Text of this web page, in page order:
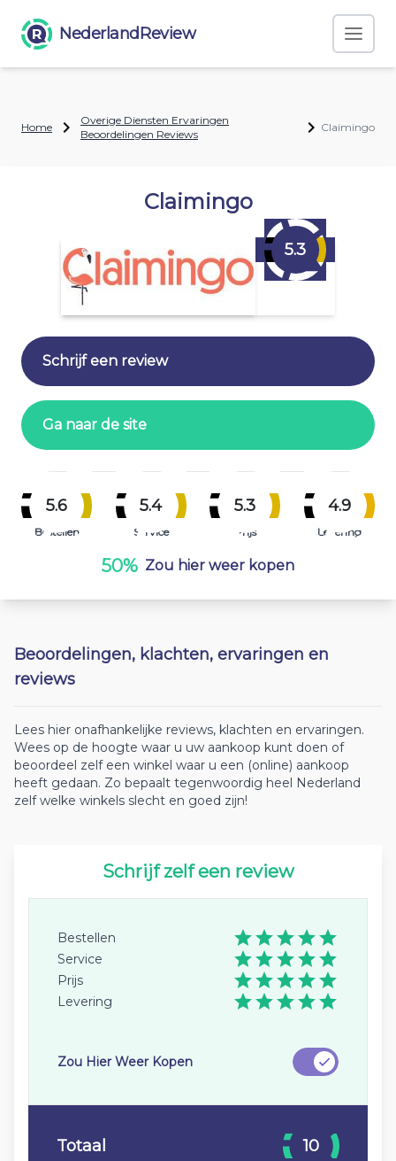
NederlandReview
Home
Overige Diensten Ervaringen
Beoordelingen Reviews
Claimingo
Claimingo
5.3
Schrijf een review
Ga naar de site
5.6
Bestellen
5.4
Service
5.3
Prijs
4.9
Levering
50% Zou hier weer kopen
Beoordelingen, klachten, ervaringen en
reviews
Lees hier onafhankelijke reviews, klachten en ervaringen.
Wees op de hoogte waar u uw aankoop kunt doen of
beoordeel zelf een winkel waar u een (online) aankoop
heeft gedaan. Zo bepaalt tegenwoordig heel Nederland
zelf welke winkels slecht en goed zijn!
Schrijf zelf een review
Bestellen
Service
Prijs
Levering
Zou Hier Weer Kopen
Totaal 10